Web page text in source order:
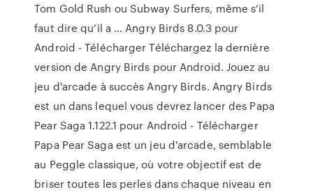
Tom Gold Rush ou Subway Surfers, même s’il
faut dire qu’il a … Angry Birds 8.0.3 pour
Android - Télécharger Téléchargez la dernière
version de Angry Birds pour Android. Jouez au
jeu d'arcade à succès Angry Birds. Angry Birds
est un dans lequel vous devrez lancer des Papa
Pear Saga 1.122.1 pour Android - Télécharger
Papa Pear Saga est un jeu d'arcade, semblable
au Peggle classique, où votre objectif est de
briser toutes les perles dans chaque niveau en